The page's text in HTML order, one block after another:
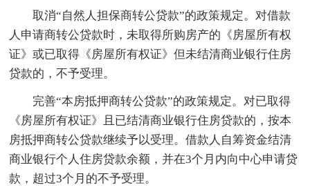
取消“自然人担保商转公贷款”的政策规定。对借款
人申请商转公贷款时，未取得所购房产的《房屋所有权
证》或已取得《房屋所有权证》但未结清商业银行住房
贷款的，不予受理。
完善“本房抵押商转公贷款”的政策规定。对已取得
《房屋所有权证》且已结清商业银行住房贷款的，按本
房抵押商转公贷款继续予以受理。借款人自筹资金结清
商业银行个人住房贷款余额，并在3个月内向中心申请贷
款，超过3个月的不予受理。